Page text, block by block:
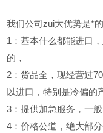
我们公司zui大优势是*的
1
：基本什么都能进口
的，
2 ：货品全，现经营过
以进口，特别是冷偏的
3 ：提供加急服务，一
4 ：价格公道，绝大部